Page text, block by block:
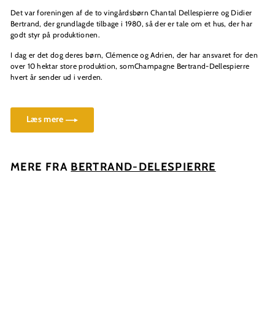
Det var foreningen af de to vingårdsbørn Chantal Dellespierre og Didier
Bertrand, der grundlagde tilbage i 1980, så der er tale om et hus, der har
godt styr på produktionen.
I dag er det dog deres børn, Clémence og Adrien, der har ansvaret for den
over 10 hektar store produktion, somChampagne Bertrand-Dellespierre
hvert år sender ud i verden.
Læs mere
MERE FRA BERTRAND-DELESPIERRE